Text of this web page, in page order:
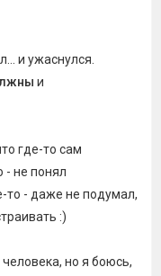
и ужаснулся.
и
где-то сам
- не понял
то - даже не подумал,
:)
но я боюсь,